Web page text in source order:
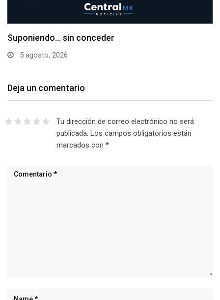
Suponiendo… sin conceder
5 agosto, 2026
Deja un comentario
Tu dirección de correo electrónico no será
publicada. Los campos obligatorios están
marcados con *